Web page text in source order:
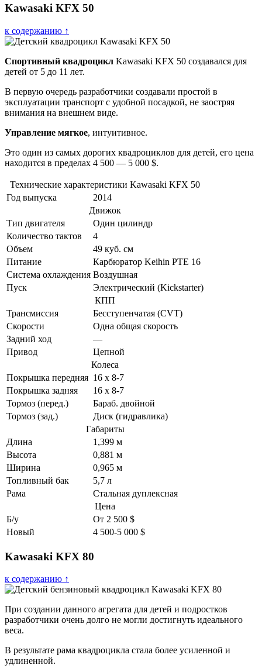
Kawasaki KFX 50
к содержанию ↑
Спортивный квадроцикл Kawasaki KFX 50 создавался для
детей от 5 до 11 лет.
В первую очередь разработчики создавали простой в
эксплуатации транспорт с удобной посадкой, не заостряя
внимания на внешнем виде.
Управление мягкое, интуитивное.
Это один из самых дорогих квадроциклов для детей, его цена
находится в пределах 4 500 — 5 000 $.
Технические характеристики Kawasaki KFX 50
Год выпуска
2014
Движок
Тип двигателя
Один цилиндр
Количество тактов
4
Объем
49 куб. см
Питание
Карбюратор Keihin PTE 16
Система охлаждения Воздушная
Пуск
Электрический (Kickstarter)
КПП
Трансмиссия
Бесступенчатая (CVT)
Скорости
Одна общая скорость
Задний ход
—
Привод
Цепной
Колеса
Покрышка передняя 16 x 8-7
Покрышка задняя
16 x 8-7
Тормоз (перед.)
Бараб. двойной
Тормоз (зад.)
Диск (гидравлика)
Габариты
Длина
1,399 м
Высота
0,881 м
Ширина
0,965 м
Топливный бак
5,7 л
Рама
Стальная дуплексная
Цена
Б/у
От 2 500 $
Новый
4 500-5 000 $
Kawasaki KFX 80
к содержанию ↑
При создании данного агрегата для детей и подростков
разработчики очень долго не могли достигнуть идеального
веса.
В результате рама квадроцикла стала более усиленной и
удлиненной.